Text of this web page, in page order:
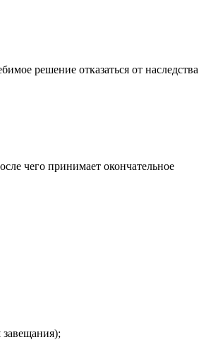
решение отказаться от наследства
чего принимает окончательное